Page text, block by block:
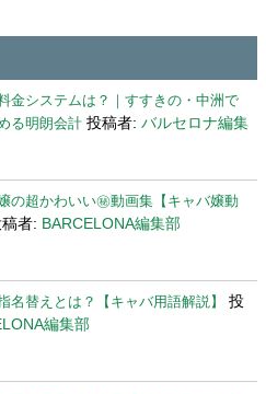
金システムは？｜すすきの・中洲で
る明朗会計 投稿者: バルセロナ編集
の超かわいい㊙動画集【キャバ嬢動
者: BARCELONA編集部
名替えとは？【キャバ用語解説】
投
編集部